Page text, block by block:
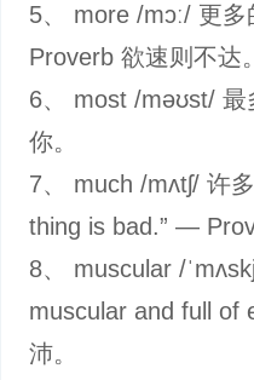
5、 more /mɔː/ 更
Proverb 欲速则不达。
6、 most /məʊst/ 最
你。
7、 much /mʌtʃ/ 许
thing is bad.” —
8、 muscular /
muscular and full of
沛。